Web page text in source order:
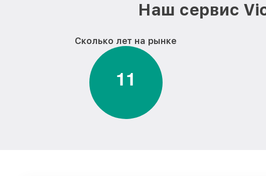
Наш сервис
Сколько лет на рынке
11